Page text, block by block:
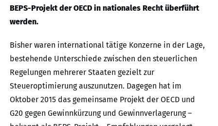
BEPS-Projekt der OECD in nationales Recht überführt
werden.
Bisher waren international tätige Konzerne in der Lage,
bestehende Unterschiede zwischen den steuerlichen
Regelungen mehrerer Staaten gezielt zur
Steueroptimierung auszunutzen. Dagegen hat im
Oktober 2015 das gemeinsame Projekt der OECD und
G20 gegen Gewinnkürzung und Gewinnverlagerung –